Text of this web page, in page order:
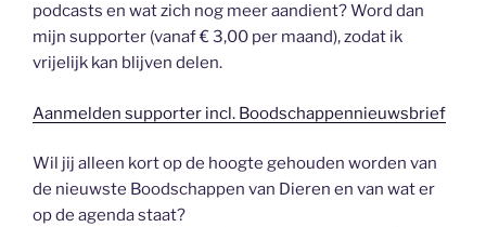
podcasts en wat zich nog meer aandient? Word dan
mijn supporter (vanaf € 3,00 per maand), zodat ik
vrijelijk kan blijven delen.
Aanmelden supporter incl. Boodschappennieuwsbrief
Wil jij alleen kort op de hoogte gehouden worden van
de nieuwste Boodschappen van Dieren en van wat er
op de agenda staat?